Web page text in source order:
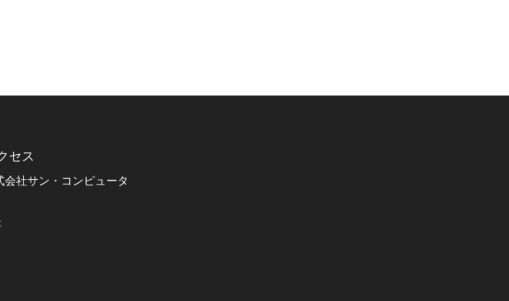
セス
会社サン・コンピュータ